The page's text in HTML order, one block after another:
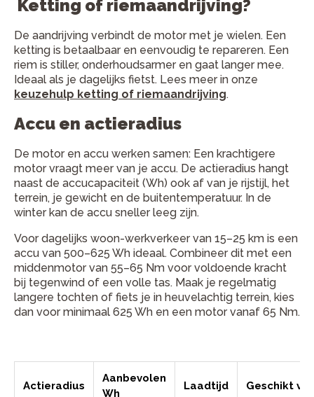
Ketting of riemaandrijving?
De aandrijving verbindt de motor met je wielen. Een
ketting is betaalbaar en eenvoudig te repareren. Een
riem is stiller, onderhoudsarmer en gaat langer mee.
Ideaal als je dagelijks fietst. Lees meer in onze
keuzehulp ketting of riemaandrijving.
Accu en actieradius
De motor en accu werken samen: Een krachtigere
motor vraagt meer van je accu. De actieradius hangt
naast de accucapaciteit (Wh) ook af van je rijstijl, het
terrein, je gewicht en de buitentemperatuur. In de
winter kan de accu sneller leeg zijn.
Voor dagelijks woon-werkverkeer van 15–25 km is een
accu van 500–625 Wh ideaal. Combineer dit met een
middenmotor van 55–65 Nm voor voldoende kracht
bij tegenwind of een volle tas. Maak je regelmatig
langere tochten of fiets je in heuvelachtig terrein, kies
dan voor minimaal 625 Wh en een motor vanaf 65 Nm.
Actieradius
Aanbevolen
Wh
Laadtijd Geschikt